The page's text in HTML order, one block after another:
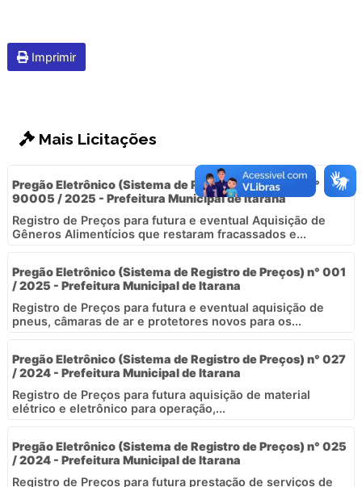
Imprimir
Mais Licitações
Pregão Eletrônico (Sistema de Registro de Preços) n°
90005 / 2025 - Prefeitura Municipal de Itarana
Registro de Preços para futura e eventual Aquisição de
Gêneros Alimentícios que restaram fracassados e...
Pregão Eletrônico (Sistema de Registro de Preços) n° 001
/ 2025 - Prefeitura Municipal de Itarana
Registro de Preços para futura e eventual aquisição de
pneus, câmaras de ar e protetores novos para os...
Pregão Eletrônico (Sistema de Registro de Preços) n° 027
/ 2024 - Prefeitura Municipal de Itarana
Registro de Preços para futura aquisição de material
elétrico e eletrônico para operação,...
Pregão Eletrônico (Sistema de Registro de Preços) n° 025
/ 2024 - Prefeitura Municipal de Itarana
Registro de Preços para futura prestação de serviços de